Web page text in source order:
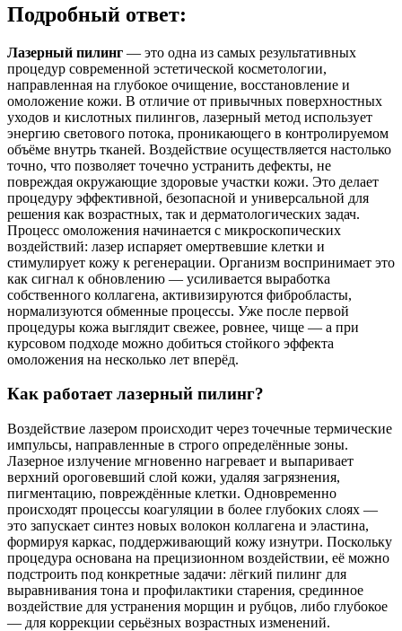
Подробный ответ:
Лазерный пилинг — это одна из самых результативных
процедур современной эстетической косметологии,
направленная на глубокое очищение, восстановление и
омоложение кожи. В отличие от привычных поверхностных
уходов и кислотных пилингов, лазерный метод использует
энергию светового потока, проникающего в контролируемом
объёме внутрь тканей. Воздействие осуществляется настолько
точно, что позволяет точечно устранить дефекты, не
повреждая окружающие здоровые участки кожи. Это делает
процедуру эффективной, безопасной и универсальной для
решения как возрастных, так и дерматологических задач.
Процесс омоложения начинается с микроскопических
воздействий: лазер испаряет омертвевшие клетки и
стимулирует кожу к регенерации. Организм воспринимает это
как сигнал к обновлению — усиливается выработка
собственного коллагена, активизируются фибробласты,
нормализуются обменные процессы. Уже после первой
процедуры кожа выглядит свежее, ровнее, чище — а при
курсовом подходе можно добиться стойкого эффекта
омоложения на несколько лет вперёд.
Как работает лазерный пилинг?
Воздействие лазером происходит через точечные термические
импульсы, направленные в строго определённые зоны.
Лазерное излучение мгновенно нагревает и выпаривает
верхний ороговевший слой кожи, удаляя загрязнения,
пигментацию, повреждённые клетки. Одновременно
происходят процессы коагуляции в более глубоких слоях —
это запускает синтез новых волокон коллагена и эластина,
формируя каркас, поддерживающий кожу изнутри. Поскольку
процедура основана на прецизионном воздействии, её можно
подстроить под конкретные задачи: лёгкий пилинг для
выравнивания тона и профилактики старения, срединное
воздействие для устранения морщин и рубцов, либо глубокое
— для коррекции серьёзных возрастных изменений.